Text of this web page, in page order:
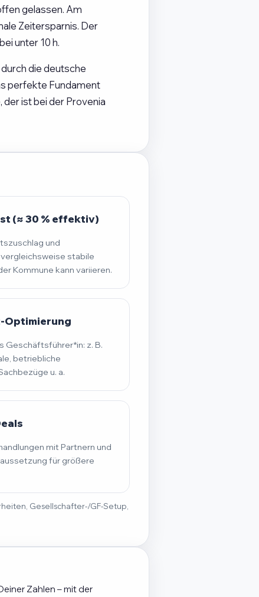
gelassen. Am
Zeitersparnis. Der
unter 10 h.
die deutsche
perfekte Fundament
ist bei der Provenia
(≈ 30 % effektiv)
und
stabile
Kommune kann variieren.
Optimierung
Geschäftsführer*in: z. B.
betriebliche
u. a.
mit Partnern und
für größere
Gesellschafter-/GF-Setup,
Zahlen – mit der